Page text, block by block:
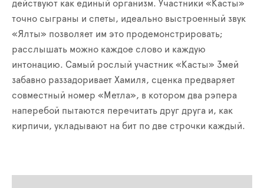
действуют как единый организм. Участники «Касты»
точно сыграны и спеты, идеально выстроенный звук
«Ялты» позволяет им это продемонстрировать;
расслышать можно каждое слово и каждую
интонацию. Самый рослый участник «Касты» Змей
забавно раззадоривает Хамиля, сценка предваряет
совместный номер «Метла», в котором два рэпера
наперебой пытаются перечитать друг друга и, как
кирпичи, укладывают на бит по две строчки каждый.